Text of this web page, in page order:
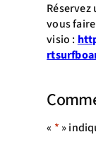
vous
visio :
« * »